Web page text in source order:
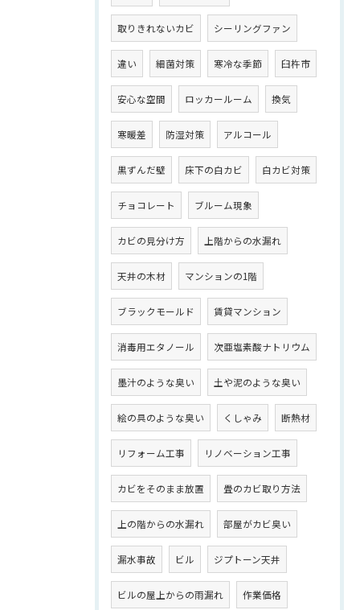
取りきれないカビ シーリングファン
違い 細菌対策 寒冷な季節 臼杵市
安心な空間 ロッカールーム 換気
寒暖差 防湿対策 アルコール
黒ずんだ壁 床下の白カビ 白カビ対策
チョコレート ブルーム現象
カビの見分け方 上階からの水漏れ
天井の木材 マンションの1階
ブラックモールド 賃貸マンション
消毒用エタノール 次亜塩素酸ナトリウム
墨汁のような臭い 土や泥のような臭い
絵の具のような臭い くしゃみ 断熱材
リフォーム工事 リノベーション工事
カビをそのまま放置 畳のカビ取り方法
上の階からの水漏れ 部屋がカビ臭い
漏水事故 ビル ジプトーン天井
ビルの屋上からの雨漏れ 作業価格